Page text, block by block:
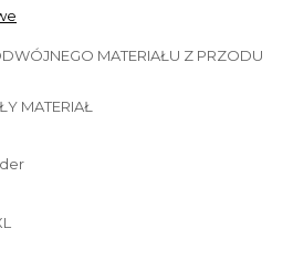
MATERIAŁU Z PRZODU
MATERIAŁ